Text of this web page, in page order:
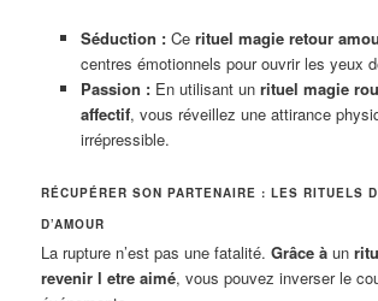
Séduction :Ce rituel magie retour
centres émotionnels pour ouvrir les yeux
Passion :En utilisant un rituel magie
affectif, vous réveillez une attirance
irrépressible.
RÉCUPÉRER SON PARTENAIRE : LES RITUELS
D’AMOUR
La rupture n’est pas une fatalité.Grâce à un
revenir l etre aimé, vous pouvez inverser le